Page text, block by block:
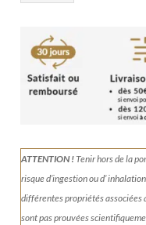
Bracelet
digitale
ATTENTION !Tenirhors de la
risque d’ingestion ou d’
différentes propriétés associées
sont pas prouvées